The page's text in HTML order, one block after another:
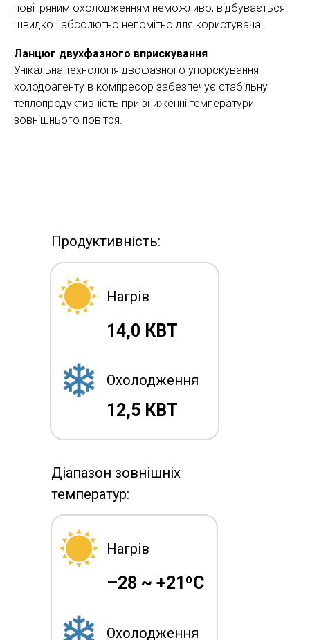
повітряним охолодженням неможливо, відбувається
швидко і абсолютно непомітно для користувача.
Ланцюг двухфазного вприскування
Унікальна технологія двофазного упорскування
холодоагенту в компресор забезпечує стабільну
теплопродуктивність при зниженні температури
зовнішнього повітря.
Продуктивність:
Нагрів
Охолодження
14,0 КВТ
12,5 КВТ
Нагрів
Охолодження
–28 ~ +21ºC
Діапазон зовнішніх
температур: